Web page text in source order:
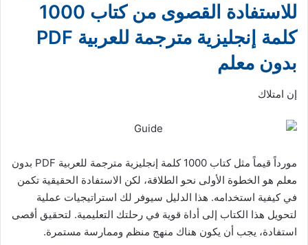
للاستفادة القصوى من كتاب 1000
كلمة إنجليزية مترجمة للعربية PDF
بدون معلم
إن امتلاك
مورداً قيماً مثل كتاب 1000 كلمة إنجليزية مترجمة للعربية PDF بدون
معلم هو الخطوة الأولى نحو الطلاقة، لكن الاستفادة الحقيقية تكمن
في كيفية استخدامه. هذا الدليل سيوفر لك استراتيجيات عملية
لتحويل هذا الكتاب إلى أداة قوية في رحلتك التعليمية. لتحقيق أقصى
استفادة، يجب أن يكون هناك منهج منظم وممارسة مستمرة.